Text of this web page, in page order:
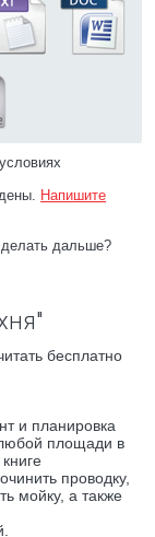
Напишите
дальше?
бесплатно
и планировка
площади в
проводку,
мойку, а также